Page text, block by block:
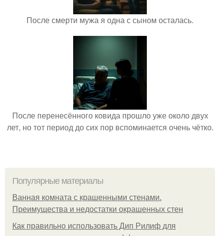
После смерти мужа я одна с сыном осталась.
После перенесённого ковида прошло уже около двух
лет, но тот период до сих пор вспоминается очень чётко.
Популярные материалы
Ванная комната с крашенными стенами.
Преимущества и недостатки окрашенных стен
Как правильно использовать Дип Рилиф для